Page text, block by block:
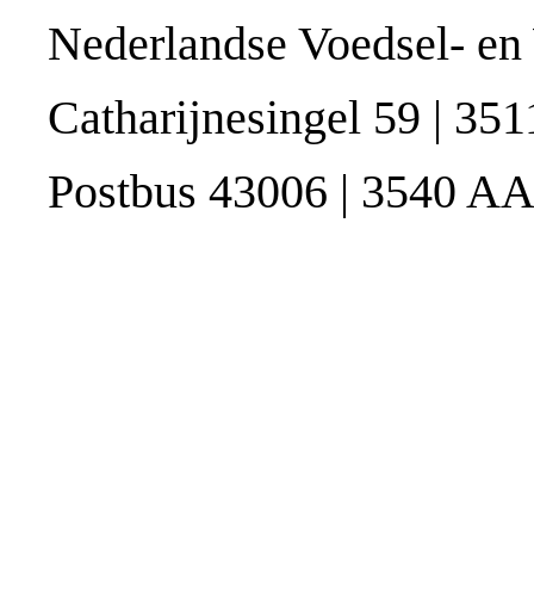
Nederlandse Voedsel-
Catharijnesingel 59 |
Postbus 43006 | 3540